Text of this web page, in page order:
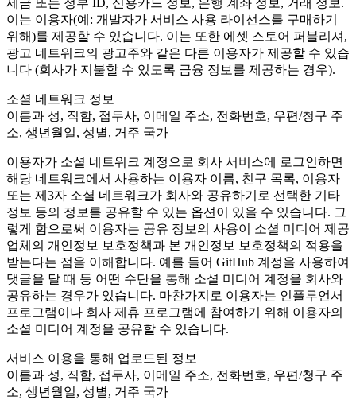
세금 또는 정부 ID, 신용카드 정보, 은행 계좌 정보, 거래 정보.
이는 이용자(예: 개발자가 서비스 사용 라이선스를 구매하기
위해)를 제공할 수 있습니다. 이는 또한 에셋 스토어 퍼블리셔,
광고 네트워크의 광고주와 같은 다른 이용자가 제공할 수 있습
니다 (회사가 지불할 수 있도록 금융 정보를 제공하는 경우).
소셜 네트워크 정보
이름과 성, 직함, 접두사, 이메일 주소, 전화번호, 우편/청구 주
소, 생년월일, 성별, 거주 국가
이용자가 소셜 네트워크 계정으로 회사 서비스에 로그인하면
해당 네트워크에서 사용하는 이용자 이름, 친구 목록, 이용자
또는 제3자 소셜 네트워크가 회사와 공유하기로 선택한 기타
정보 등의 정보를 공유할 수 있는 옵션이 있을 수 있습니다. 그
렇게 함으로써 이용자는 공유 정보의 사용이 소셜 미디어 제공
업체의 개인정보 보호정책과 본 개인정보 보호정책의 적용을
받는다는 점을 이해합니다. 예를 들어 GitHub 계정을 사용하여
댓글을 달 때 등 어떤 수단을 통해 소셜 미디어 계정을 회사와
공유하는 경우가 있습니다. 마찬가지로 이용자는 인플루언서
프로그램이나 회사 제휴 프로그램에 참여하기 위해 이용자의
소셜 미디어 계정을 공유할 수 있습니다.
서비스 이용을 통해 업로드된 정보
이름과 성, 직함, 접두사, 이메일 주소, 전화번호, 우편/청구 주
소, 생년월일, 성별, 거주 국가